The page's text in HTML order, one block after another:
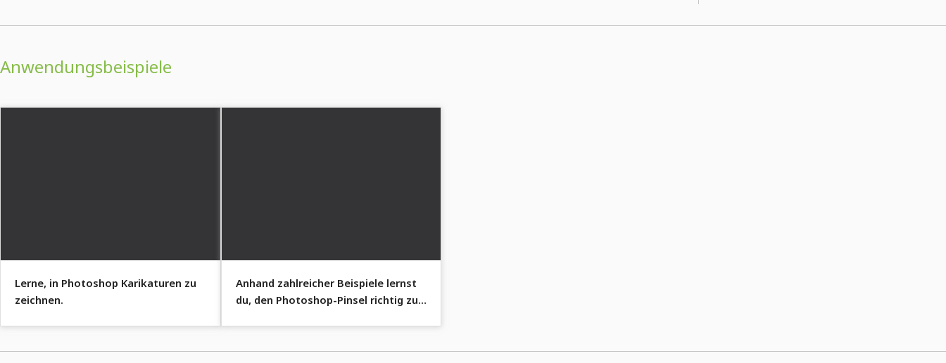
Anwendungsbeispiele
Lerne, in Photoshop Karikaturen zu
zeichnen.
Anhand zahlreicher Beispiele lernst
du, den Photoshop-Pinsel richtig zu